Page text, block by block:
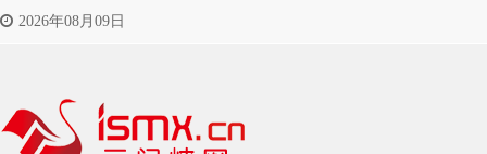
2026年08月09日